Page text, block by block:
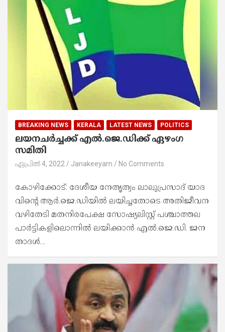
BREAKING NEWS KERALA LATEST NEWS POLITICS
ലയനചർച്ചക്ക്​ എൽ.ജെ.ഡിക്ക്​ ഏഴംഗ
സമിതി
ഏപ്രിൽ 4, 2022 Janakeeyam No Comments
കോ​ഴി​ക്കോ​ട്: ദേ​ശീ​യ നേ​തൃ​ത്വം ലാ​ലു​പ്ര​സാ​ദ്​ യാ​ദ​
വി​ന്‍റെ ആ​ർ.​ജെ.​ഡി​യി​ൽ ല​യി​ച്ച​തോ​​ടെ അ​തി​ജീ​വ​ന
വ​ഴി​തേ​ടി മ​ത​നി​ര​പേ​ക്ഷ സോ​ഷ്യ​ലി​സ്റ്റ് പ​ശ്ചാ​ത്ത​ല
പാ​ർ​ട്ടി​ക​ളി​ലൊ​ന്നി​ൽ ല​യി​ക്കാ​ൻ എ​ൽ.​ജെ.​ഡി. ജ​ന​
താ​ദ​ൾ…